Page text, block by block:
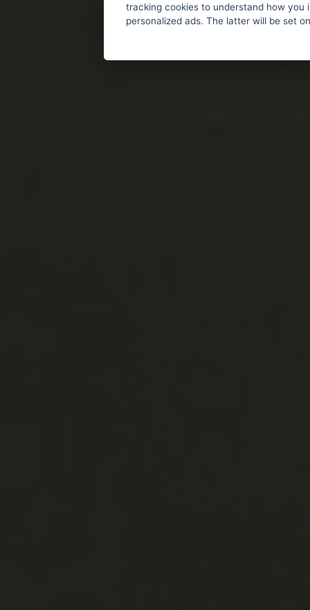
tracking cookies to understand how
personalized ads. The latter will be set